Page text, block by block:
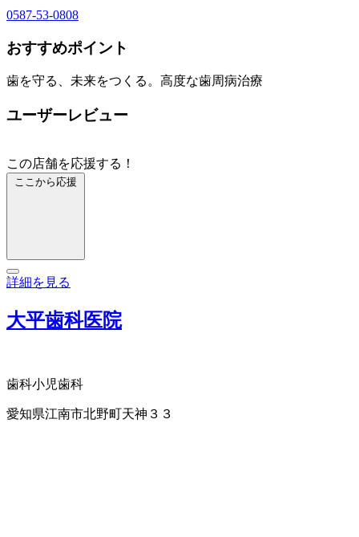
0587-53-0808
おすすめポイント
歯を守る、未来をつくる。高度な歯周病治療
ユーザーレビュー
この店舗を応援する！
ここから応援
詳細を見る
大平歯科医院
歯科小児歯科
愛知県江南市北野町天神３３